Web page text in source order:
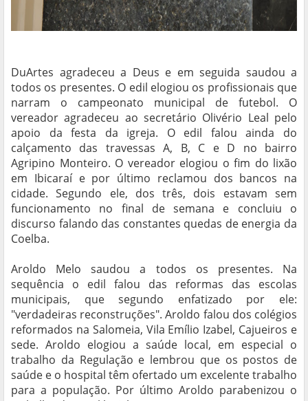
DuArtes agradeceu a Deus e em seguida saudou a
todos os presentes. O edil elogiou os profissionais que
narram o campeonato municipal de futebol. O
vereador agradeceu ao secretário Olivério Leal pelo
apoio da festa da igreja. O edil falou ainda do
calçamento das travessas A, B, C e D no bairro
Agripino Monteiro. O vereador elogiou o fim do lixão
em Ibicaraí e por último reclamou dos bancos na
cidade. Segundo ele, dos três, dois estavam sem
funcionamento no final de semana e concluiu o
discurso falando das constantes quedas de energia da
Coelba.
Aroldo Melo saudou a todos os presentes. Na
sequência o edil falou das reformas das escolas
municipais, que segundo enfatizado por ele:
"verdadeiras reconstruções". Aroldo falou dos colégios
reformados na Salomeia, Vila Emílio Izabel, Cajueiros e
sede. Aroldo elogiou a saúde local, em especial o
trabalho da Regulação e lembrou que os postos de
saúde e o hospital têm ofertado um excelente trabalho
para a população. Por último Aroldo parabenizou o